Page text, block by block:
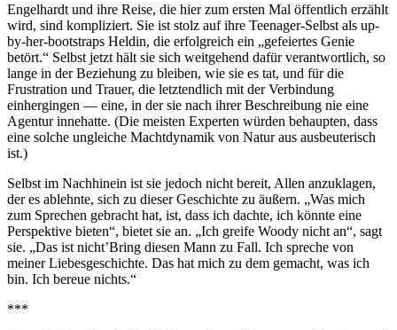
Engelhardt und ihre Reise, die hier zum ersten Mal öffentlich erzählt
wird, sind kompliziert. Sie ist stolz auf ihre Teenager-Selbst als up-
by-her-bootstraps Heldin, die erfolgreich ein „gefeiertes Genie
betört.“ Selbst jetzt hält sie sich weitgehend dafür verantwortlich, so
lange in der Beziehung zu bleiben, wie sie es tat, und für die
Frustration und Trauer, die letztendlich mit der Verbindung
einhergingen — eine, in der sie nach ihrer Beschreibung nie eine
Agentur innehatte. (Die meisten Experten würden behaupten, dass
eine solche ungleiche Machtdynamik von Natur aus ausbeuterisch
ist.)
Selbst im Nachhinein ist sie jedoch nicht bereit, Allen anzuklagen,
der es ablehnte, sich zu dieser Geschichte zu äußern. „Was mich
zum Sprechen gebracht hat, ist, dass ich dachte, ich könnte eine
Perspektive bieten“, bietet sie an. „Ich greife Woody nicht an“, sagt
sie. „Das ist nicht’Bring diesen Mann zu Fall. Ich spreche von
meiner Liebesgeschichte. Das hat mich zu dem gemacht, was ich
bin. Ich bereue nichts.“
***